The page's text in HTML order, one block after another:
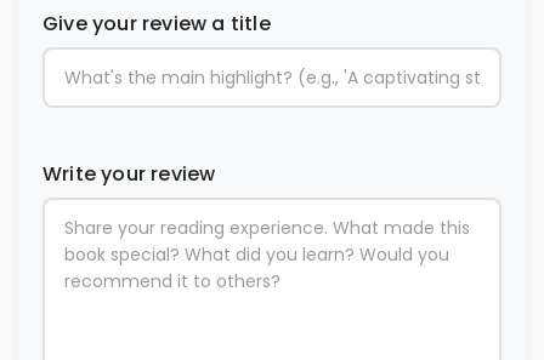
Give your review a title
Write your review